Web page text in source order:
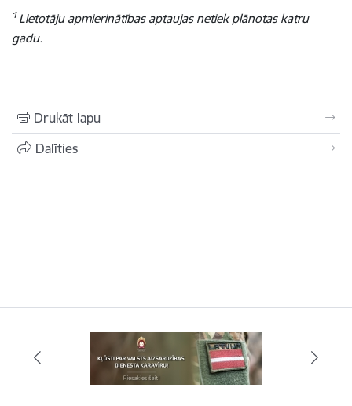
1 Lietotāju apmierinātības aptaujas netiek plānotas katru
gadu.
Drukāt lapu
Dalīties